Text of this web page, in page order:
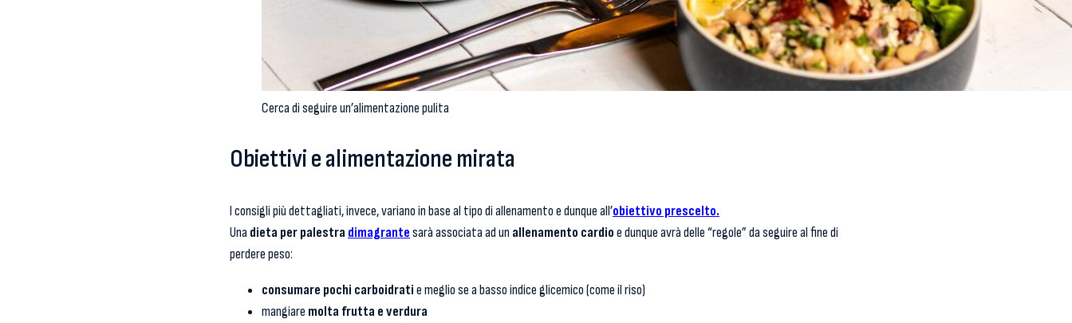
Cerca di seguire un’alimentazione pulita
Obiettivi e alimentazione mirata
I consigli più dettagliati, invece, variano in base al tipo di allenamento e dunque all’obiettivo prescelto.
Una dieta per palestra dimagrantesarà associata ad un allenamento cardioe dunque avrà delle “regole” da seguire al fine di
perdere peso:
consumare pochi carboidratie meglio se a basso indice glicemico (come il riso)
mangiare molta frutta e verdura